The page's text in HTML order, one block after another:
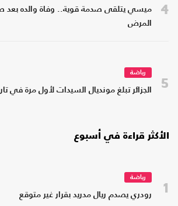
4
ميسي يتلقى صدمة قوية.. وفاة والده بعد
المرض
5
رياضة
الجزائر تبلغ مونديال السيدات لأول مرة في
الأكثر قراءة في أسبوع
1
رياضة
رودري يصدم ريال مدريد بقرار غير متوقع